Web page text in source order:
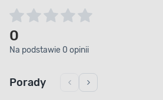
warstwy farby w odstępie 24
rozcieńczalnika
ciągu 24 godzin powierzchnia
sucha, a ty możesz kontynuować
0
Na podstawie 0 opinii
Porady